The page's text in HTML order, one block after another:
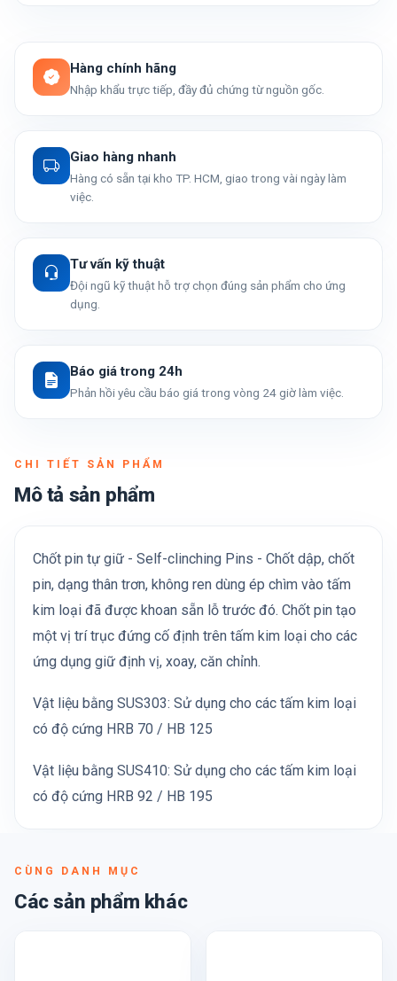
Hàng chính hãng
Nhập khẩu trực tiếp, đầy đủ chứng từ nguồn gốc.
Giao hàng nhanh
Hàng có sẵn tại kho TP. HCM, giao trong vài ngày làm
việc.
Tư vấn kỹ thuật
Đội ngũ kỹ thuật hỗ trợ chọn đúng sản phẩm cho ứng
dụng.
Báo giá trong 24h
Phản hồi yêu cầu báo giá trong vòng 24 giờ làm việc.
CHI TIẾT SẢN PHẨM
Mô tả sản phẩm
Chốt pin tự giữ - Self-clinching Pins - Chốt dập, chốt
pin, dạng thân trơn, không ren dùng ép chìm vào tấm
kim loại đã được khoan sẵn lỗ trước đó. Chốt pin tạo
một vị trí trục đứng cố định trên tấm kim loại cho các
ứng dụng giữ định vị, xoay, căn chỉnh.
Vật liệu bằng SUS303: Sử dụng cho các tấm kim loại
có độ cứng HRB 70 / HB 125
Vật liệu bằng SUS410: Sử dụng cho các tấm kim loại
có độ cứng HRB 92 / HB 195
CÙNG DANH MỤC
Các sản phẩm khác